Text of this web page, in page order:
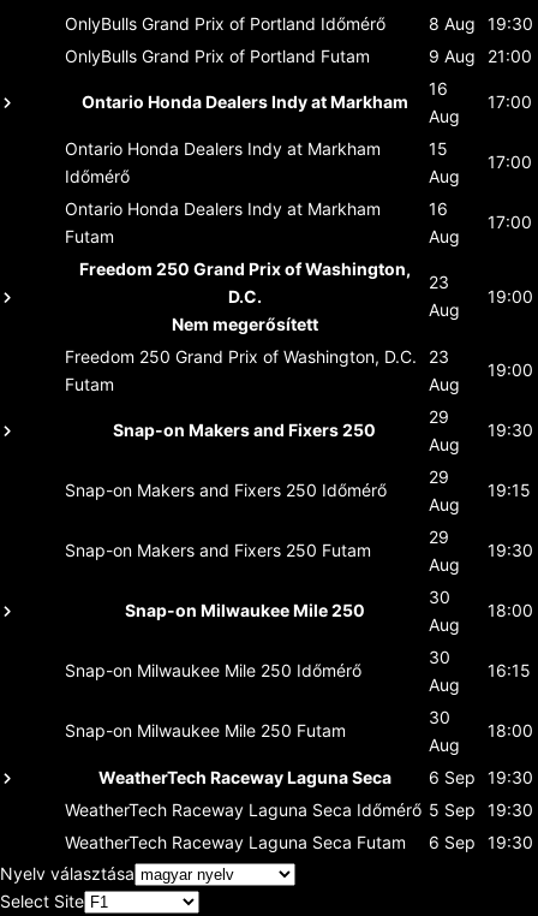
OnlyBulls Grand Prix of Portland Időmérő 8 Aug
19:30
OnlyBulls Grand Prix of Portland Futam 9 Aug 21:00
Ontario Honda Dealers Indy at Markham
16
Aug
17:00
Ontario Honda Dealers Indy at Markham
Időmérő
15
Aug
17:00
Ontario Honda Dealers Indy at Markham
Futam
16
Aug
17:00
Freedom 250 Grand Prix of Washington,
D.C.
Nem megerősített
23
Aug
19:00
Freedom 250 Grand Prix of Washington, D.C.
Futam
23
Aug
19:00
Snap-on Makers and Fixers 250
29
Aug
19:30
Snap-on Makers and Fixers 250 Időmérő
29
Aug
19:15
Snap-on Makers and Fixers 250 Futam
29
Aug
19:30
Snap-on Milwaukee Mile 250
30
Aug
18:00
Snap-on Milwaukee Mile 250 Időmérő
30
Aug
16:15
Snap-on Milwaukee Mile 250 Futam
30
Aug
18:00
WeatherTech Raceway Laguna Seca 6 Sep
19:30
WeatherTech Raceway Laguna Seca Időmérő 5 Sep
19:30
WeatherTech Raceway Laguna Seca Futam 6 Sep
19:30
Nyelv választása
Select Site